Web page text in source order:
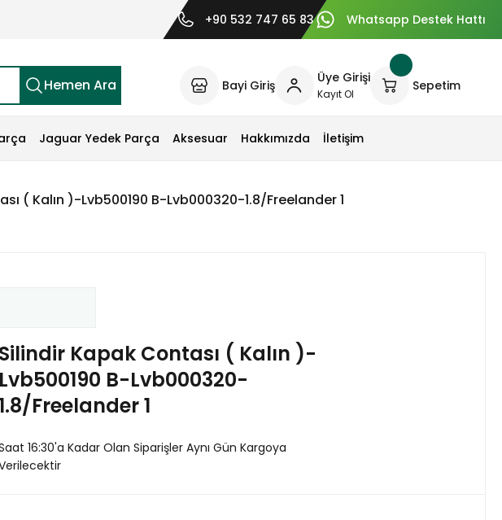
+90 532 747 65 83 Whatsapp Destek Hattı
Hemen Ara Bayi Giriş Üye Girişi
Kayıt Ol
Sepetim
Jaguar Yedek Parça Aksesuar Hakkımızda İletişim
( Kalın )-Lvb500190 B-Lvb000320-1.8/Freelander 1
Silindir Kapak Contası ( Kalın )-
Lvb500190 B-Lvb000320-
Freelander 1
16:30'a Kadar Olan Siparişler Aynı Gün Kargoya